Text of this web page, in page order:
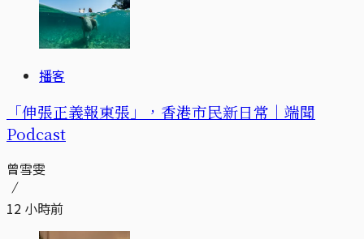
播客
「伸張正義報東張」，香港市民新日常｜端聞
Podcast
曾雪雯
12 小時前